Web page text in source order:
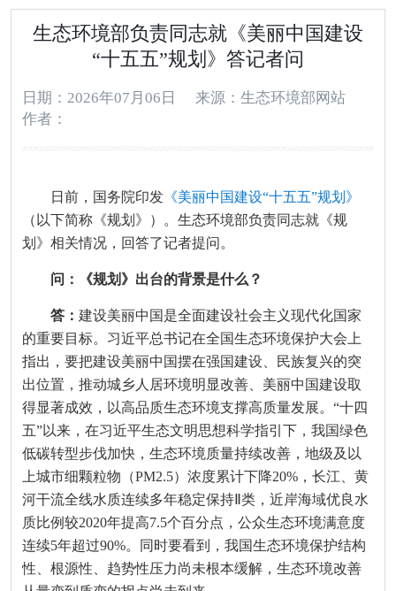
生态环境部负责同志就《美丽中国建设
“十五五”规划》答记者问
日期：2026年07月06日
来源：生态环境部网站
作者：
日前，国务院印发《美丽中国建设“十五五”规划》
（以下简称《规划》）。生态环境部负责同志就《规
划》相关情况，回答了记者提问。
问：《规划》出台的背景是什么？
答： 建设美丽中国是全面建设社会主义现代化国家
的重要目标。习近平总书记在全国生态环境保护大会上
指出，要把建设美丽中国摆在强国建设、民族复兴的突
出位置，推动城乡人居环境明显改善、美丽中国建设取
得显著成效，以高品质生态环境支撑高质量发展。“十四
五”以来，在习近平生态文明思想科学指引下，我国绿色
低碳转型步伐加快，生态环境质量持续改善，地级及以
上城市细颗粒物（PM2.5）浓度累计下降20%，长江、黄
河干流全线水质连续多年稳定保持Ⅱ类，近岸海域优良水
质比例较2020年提高7.5个百分点，公众生态环境满意度
连续5年超过90%。同时要看到，我国生态环境保护结构
性、根源性、趋势性压力尚未根本缓解，生态环境改善